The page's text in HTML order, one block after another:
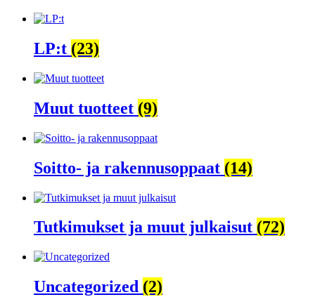
LP:t (23)
Muut tuotteet (9)
Soitto- ja rakennusoppaat (14)
Tutkimukset ja muut julkaisut (72)
Uncategorized (2)